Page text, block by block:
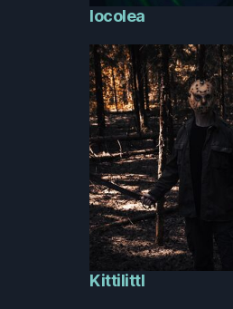
locolea
Kittilittl